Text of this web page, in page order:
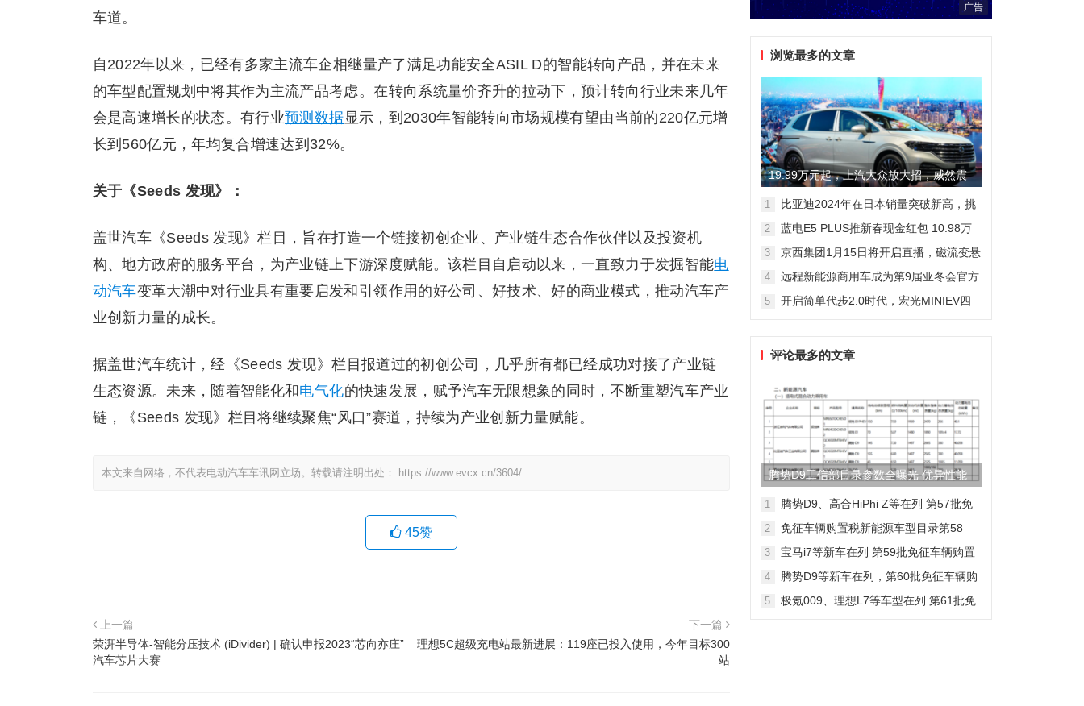
车道。
自2022年以来，已经有多家主流车企相继量产了满足功能安全ASIL D的智能转向产品，并在未来
的车型配置规划中将其作为主流产品考虑。在转向系统量价齐升的拉动下，预计转向行业未来几年
会是高速增长的状态。有行业预测数据显示，到2030年智能转向市场规模有望由当前的220亿元增
长到560亿元，年均复合增速达到32%。
关于《Seeds 发现》：
盖世汽车《Seeds 发现》栏目，旨在打造一个链接初创企业、产业链生态合作伙伴以及投资机
构、地方政府的服务平台，为产业链上下游深度赋能。该栏目自启动以来，一直致力于发掘智能电
动汽车变革大潮中对行业具有重要启发和引领作用的好公司、好技术、好的商业模式，推动汽车产
业创新力量的成长。
据盖世汽车统计，经《Seeds 发现》栏目报道过的初创公司，几乎所有都已经成功对接了产业链
生态资源。未来，随着智能化和电气化的快速发展，赋予汽车无限想象的同时，不断重塑汽车产业
链，《Seeds 发现》栏目将继续聚焦“风口”赛道，持续为产业创新力量赋能。
本文来自网络，不代表电动汽车车讯网立场。转载请注明出处： https://www.evcx.cn/3604/
45赞
上一篇
荣湃半导体-智能分压技术 (iDivider) | 确认申报2023“芯向亦庄”
汽车芯片大赛
下一篇
理想5C超级充电站最新进展：119座已投入使用，今年目标300
站
广告
浏览最多的文章
19.99万元起，上汽大众放大招，威然震
撼全场
1
比亚迪2024年在日本销量突破新高，挑
2
蓝电E5 PLUS推新春现金红包 10.98万
3
京西集团1月15日将开启直播，磁流变悬
4
远程新能源商用车成为第9届亚冬会官方
线
5
开启简单代步2.0时代，宏光MINIEV四
评论最多的文章
腾势D9工信部目录参数全曝光 优异性能
得以印证
1
腾势D9、高合HiPhi Z等在列 第57批免
2
免征车辆购置税新能源车型目录第58
3
宝马i7等新车在列 第59批免征车辆购置
4
腾势D9等新车在列，第60批免征车辆购
5
极氪009、理想L7等车型在列 第61批免